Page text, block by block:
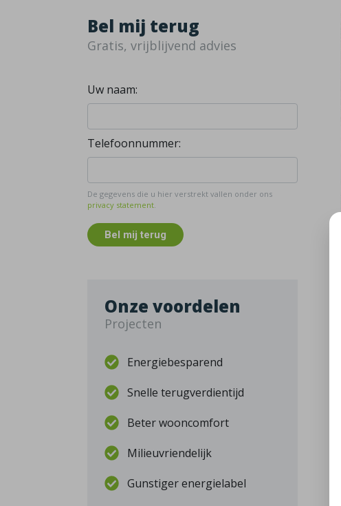
Bel mij terug
Gratis, vrijblijvend advies
Uw naam:
Telefoonnummer:
De gegevens die u hier verstrekt vallen onder ons
privacy statement.
Bel mij terug
Onze voordelen
Projecten
Energiebesparend
Snelle terugverdientijd
Beter wooncomfort
Milieuvriendelijk
Gunstiger energielabel